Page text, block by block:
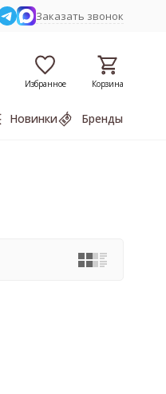
Заказать звонок
Избранное Корзина
Новинки Бренды